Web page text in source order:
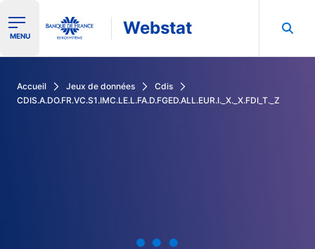
Ouvrir le menu de navigation
MENU Webstat
Accueil Jeux de données
Cdis
CDIS.A.DO.FR.VC.S1.IMC.LE.L.FA.D.FGED.ALL.EUR.I._X._X.FDI_T._Z